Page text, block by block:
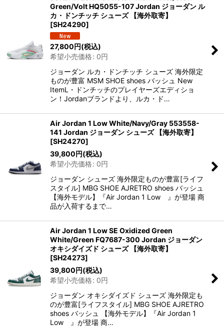
Green/Volt HQ5055-107 Jordan ジョーダン ル
カ・ドンチッチ シューズ 【海外取寄】
[SH24290]
27,800円(税込)
希望小売価格: 0円
ジョーダン ルカ・ドンチッチ シューズ 海外限定
ものが豊富 MSM SHOE shoes バッシュ New
ItemL・ドンチッチのプレイヤーズエディショ
ン！Jordanブランドより、ルカ・ド…
Air Jordan 1 Low White/Navy/Gray 553558-
141 Jordan ジョーダン シューズ 【海外取寄】
[SH24270]
39,800円(税込)
希望小売価格: 0円
ジョーダン シューズ 海外限定ものが豊富[ライフ
スタイル] MBG SHOE AJRETRO shoes バッシュ
【海外モデル】『Air Jordan 1 Low 』が登場 商
品が入荷するまで…
Air Jordan 1 Low SE Oxidized Green
White/Green FQ7687-300 Jordan ジョーダン
オキシダイズド シューズ 【海外取寄】
[SH24273]
39,800円(税込)
希望小売価格: 0円
ジョーダン オキシダイズド シューズ 海外限定も
のが豊富[ライフスタイル] MBG SHOE AJRETRO
shoes バッシュ 【海外モデル】『Air Jordan 1
Low 』が登場 商…